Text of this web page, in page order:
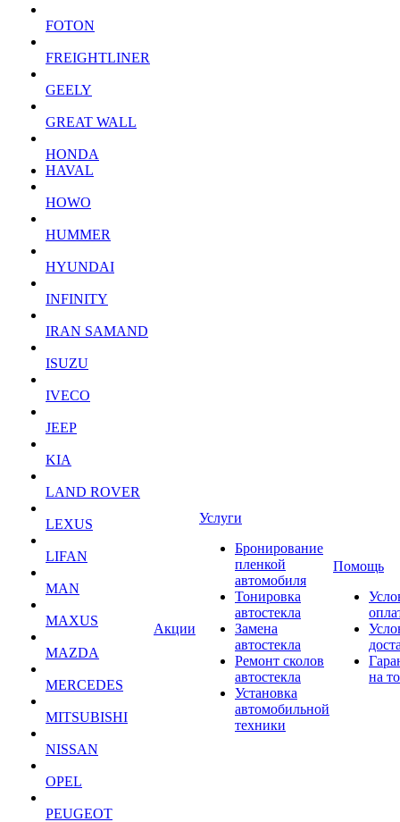
FOTON
FREIGHTLINER
GEELY
GREAT WALL
HONDA
HAVAL
HOWO
HUMMER
HYUNDAI
INFINITY
IRAN SAMAND
ISUZU
IVECO
JEEP
KIA
LAND ROVER
LEXUS
LIFAN
MAN
MAXUS
MAZDA
MERCEDES
MITSUBISHI
NISSAN
OPEL
PEUGEOT
Акции
Услуги
Бронирование
пленкой
автомобиля
Тонировка
автостекла
Замена
автостекла
Ремонт сколов
автостекла
Установка
автомобильной
техники
Помощь
на